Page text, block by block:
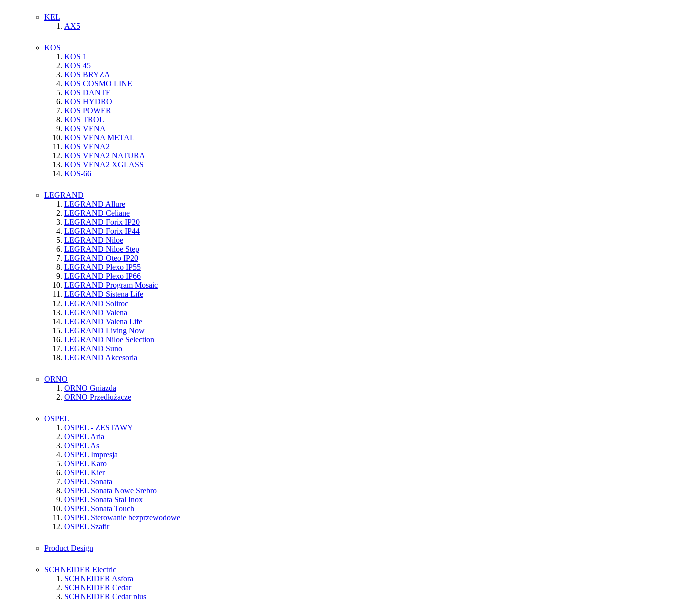
KEL
AX5
KOS
KOS 1
KOS 45
KOS BRYZA
KOS COSMO LINE
KOS DANTE
KOS HYDRO
KOS POWER
KOS TROL
KOS VENA
KOS VENA METAL
KOS VENA2
KOS VENA2 NATURA
KOS VENA2 XGLASS
KOS-66
LEGRAND
LEGRAND Allure
LEGRAND Celiane
LEGRAND Forix IP20
LEGRAND Forix IP44
LEGRAND Niloe
LEGRAND Niloe Step
LEGRAND Oteo IP20
LEGRAND Plexo IP55
LEGRAND Plexo IP66
LEGRAND Program Mosaic
LEGRAND Sistena Life
LEGRAND Soliroc
LEGRAND Valena
LEGRAND Valena Life
LEGRAND Living Now
LEGRAND Niloe Selection
LEGRAND Suno
LEGRAND Akcesoria
ORNO
ORNO Gniazda
ORNO Przedłużacze
OSPEL
OSPEL - ZESTAWY
OSPEL Aria
OSPEL As
OSPEL Impresja
OSPEL Karo
OSPEL Kier
OSPEL Sonata
OSPEL Sonata Nowe Srebro
OSPEL Sonata Stal Inox
OSPEL Sonata Touch
OSPEL Sterowanie bezprzewodowe
OSPEL Szafir
Product Design
SCHNEIDER Electric
SCHNEIDER Asfora
SCHNEIDER Cedar
SCHNEIDER Cedar plus